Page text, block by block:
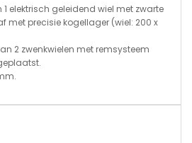
elektrisch geleidend wiel met zwarte
met precisie kogellager (wiel: 200 x
2 zwenkwielen met remsysteem